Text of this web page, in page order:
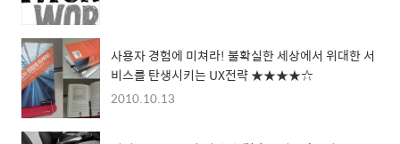
사용자 경험에 미쳐라! 불확실한 세상에서 위대한 서
비스를 탄생시키는 UX전략 ★★★★☆
2010.10.13